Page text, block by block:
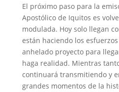
El próximo paso para la
Apostólico de Iquitos es
modulada. Hoy solo llegan
están haciendo los
anhelado proyecto para
haga realidad. Mientras
continuará transmitiendo y
grandes momentos de la